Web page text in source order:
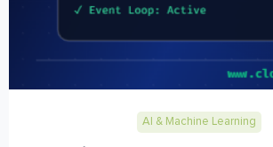
AI & Machine Learning